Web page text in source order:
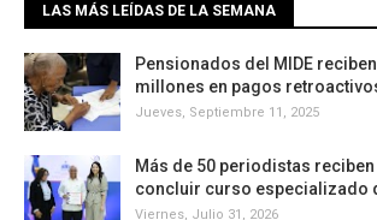
LAS MÁS LEÍDAS DE LA SEMANA
Pensionados del MIDE
millones en pagos
Jueves, Septiembre 11, 2025
Más de 50 periodistas
concluir curso especializado
Viernes, Julio 31, 2026